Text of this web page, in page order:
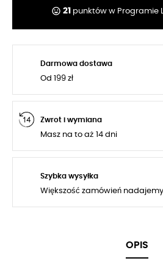
tag_faces 21 punktów w Programie
Darmowa dostawa
Od 199 zł
Zwrot i wymiana
Masz na to aż 14 dni
Szybka wysyłka
Większość zamówień
OPIS